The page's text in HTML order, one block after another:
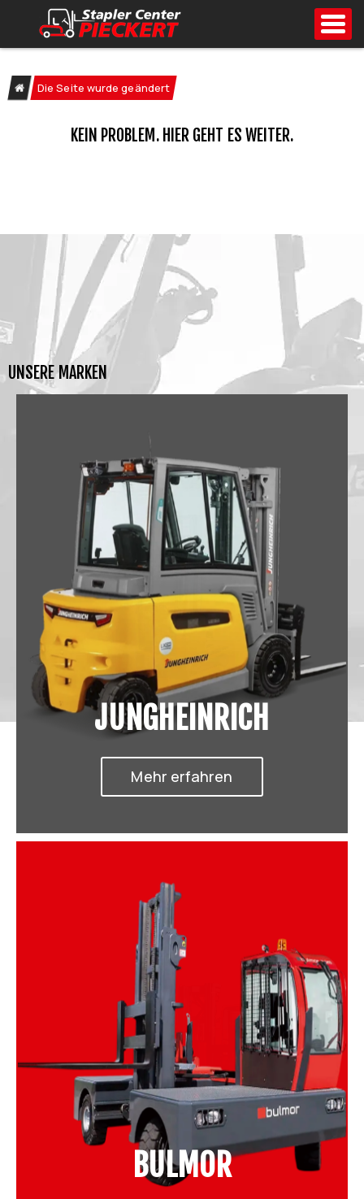
Die gesuchte Seite wurde
Die Seite wurde geändert
KEIN PROBLEM. HIER GEHT ES WEITER.
UNSEREMARKEN
JUNGHEINRICH
Mehr erfahren
BULMOR